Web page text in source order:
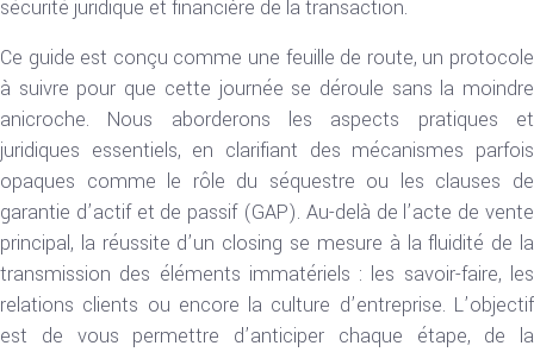
sécurité juridique et financière de la transaction.
Ce guide est conçu comme une feuille de route, un protocole
à suivre pour que cette journée se déroule sans la moindre
anicroche. Nous aborderons les aspects pratiques et
juridiques essentiels, en clarifiant des mécanismes parfois
opaques comme le rôle du séquestre ou les clauses de
garantie d’actif et de passif (GAP). Au-delà de l’acte de vente
principal, la réussite d’un closing se mesure à la fluidité de la
transmission des éléments immatériels : les savoir-faire, les
relations clients ou encore la culture d’entreprise. L’objectif
est de vous permettre d’anticiper chaque étape, de la